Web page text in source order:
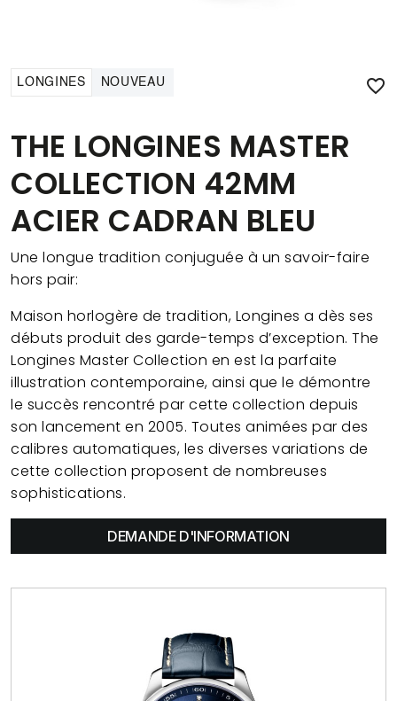
LONGINES NOUVEAU 
THE LONGINES MASTER
COLLECTION 42MM
ACIER CADRAN BLEU
Une longue tradition conjuguée à un savoir-faire
hors pair:
Maison horlogère de tradition, Longines a dès ses
débuts produit des garde-temps d’exception. The
Longines Master Collection en est la parfaite
illustration contemporaine, ainsi que le démontre
le succès rencontré par cette collection depuis
son lancement en 2005. Toutes animées par des
calibres automatiques, les diverses variations de
cette collection proposent de nombreuses
sophistications.
DEMANDE D'INFORMATION